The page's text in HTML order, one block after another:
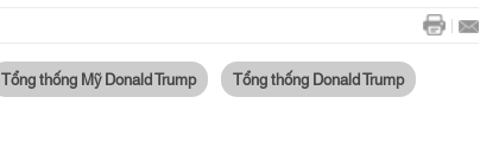
Tổng thống Mỹ Donald Trump Tổng thống Donald Trump